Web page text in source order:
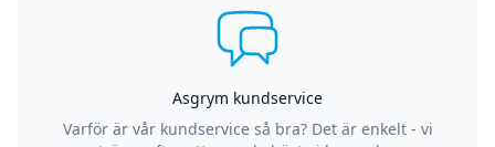
Asgrym kundservice
Varför är vår kundservice så bra? Det är enkelt - vi